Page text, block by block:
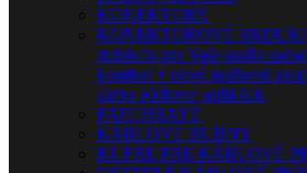
KONEKTORY
KONEKTOROVÉ
redukciu pre Vaše audio
komfort + nové možnosti
alebo pódiovej aplikácii.
PATCHBAYE
KÁBLOVÉ BUBNY
KUFRE PRE KÁBLOVÉ